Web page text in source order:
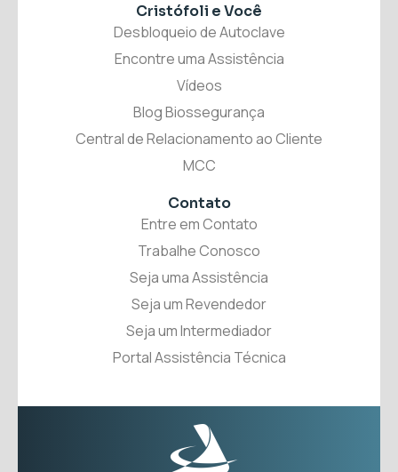
Cristófoli e Você
Desbloqueio de Autoclave
Encontre uma Assistência
Vídeos
Blog Biossegurança
Central de Relacionamento ao Cliente
MCC
Contato
Entre em Contato
Trabalhe Conosco
Seja uma Assistência
Seja um Revendedor
Seja um Intermediador
Portal Assistência Técnica